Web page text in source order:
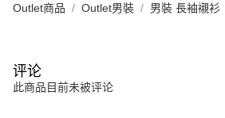
Outlet商品 Outlet男裝 男裝 長袖襯衫
评论
此商品目前未被评论